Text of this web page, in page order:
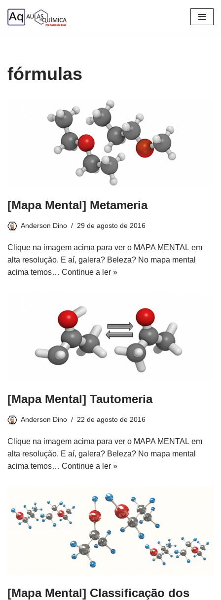
Pular
fórmulas
[Mapa Mental] Metameria
Anderson Dino 29 de agosto de 2016
Clique na imagem acima para ver o MAPA MENTAL em
alta resolução. E aí, galera? Beleza? No mapa mental
acima temos… Continue a ler »
[Mapa Mental] Tautomeria
Anderson Dino 22 de agosto de 2016
Clique na imagem acima para ver o MAPA MENTAL em
alta resolução. E aí, galera? Beleza? No mapa mental
acima temos… Continue a ler »
[Mapa Mental] Classificação dos